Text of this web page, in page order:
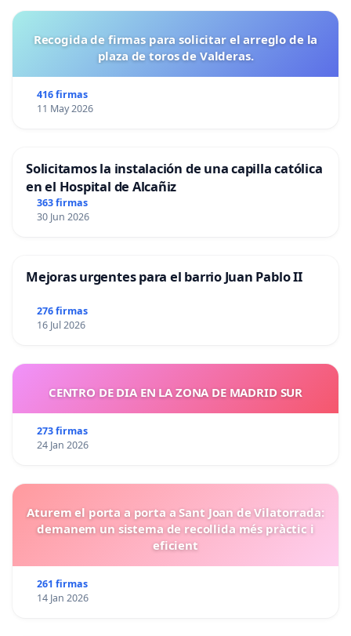
Recogida de firmas para solicitar el arreglo de la
plaza de toros de Valderas.
416 firmas
11 May 2026
Solicitamos la instalación de una capilla católica
en el Hospital de Alcañiz
363 firmas
30 Jun 2026
Mejoras urgentes para el barrio Juan Pablo II
276 firmas
16 Jul 2026
CENTRO DE DIA EN LA ZONA DE MADRID SUR
273 firmas
24 Jan 2026
Aturem el porta a porta a Sant Joan de Vilatorrada:
demanem un sistema de recollida més pràctic i
eficient
261 firmas
14 Jan 2026